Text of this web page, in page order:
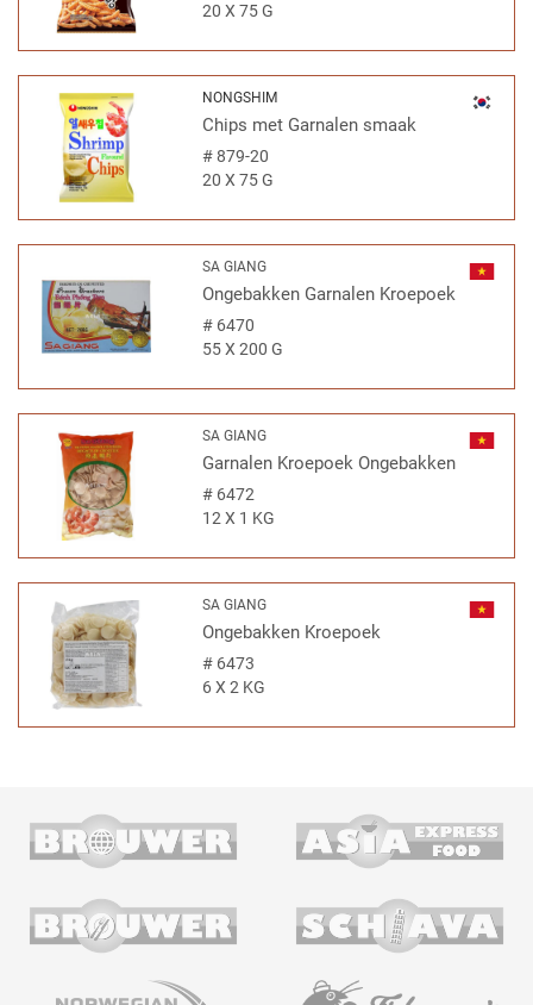
20 X 75 G
NONGSHIM
Chips met Garnalen smaak
#879-20
20 X 75 G
SA GIANG
Ongebakken Garnalen Kroepoek
#6470
55 X 200 G
SA GIANG
Garnalen Kroepoek Ongebakken
#6472
12 X 1 KG
SA GIANG
Ongebakken Kroepoek
#6473
6 X 2 KG